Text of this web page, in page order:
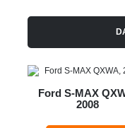
Ford S-MAX
2008